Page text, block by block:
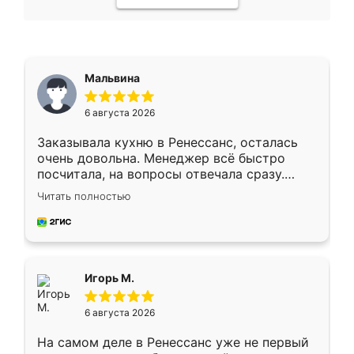
Мальвина
6 августа 2026
Заказывала кухню в Ренессанс, осталась
очень довольна. Менеджер всё быстро
посчитала, на вопросы отвечала сразу.
Замерщик приехал в субботу, подошёл к
делу со всей ответственностью. Собрали
за день, ребята работали аккуратно, даже
Читать полностью
Игорь М.
6 августа 2026
На самом деле в Ренессанс уже не первый